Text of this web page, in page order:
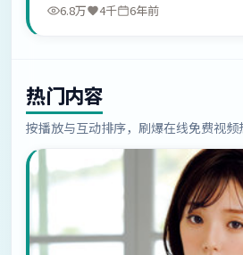
6.8万 4千 6年前
热门内容
按播放与互动排序，刷爆在线免费视频